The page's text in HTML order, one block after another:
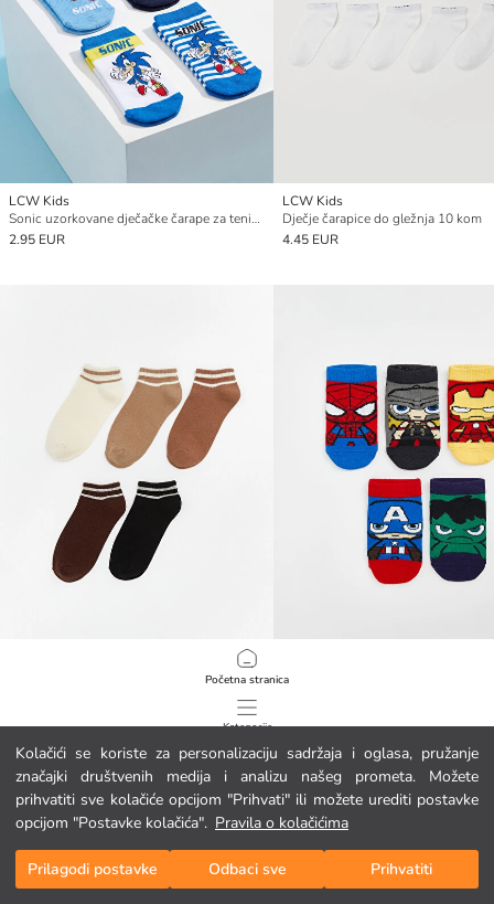
Kolačići se koriste za personalizaciju sadržaja i oglasa, pružanje
značajki društvenih medija i analizu našeg prometa. Možete
prihvatiti sve kolačiće opcijom "Prihvati" ili možete urediti postavke
opcijom "Postavke kolačića". Pravila o kolačićima
Prilagodi postavke Odbaci sve Prihvatiti
Početna stranica
Kategorije
Moja košarica
LCW Kids
Sonic uzorkovane dječačke čarape za tenisice, pakiranje od 5 komada
2.95 EUR
LCW Kids
Dječje čarapice do gležnja 10 kom
4.45 EUR